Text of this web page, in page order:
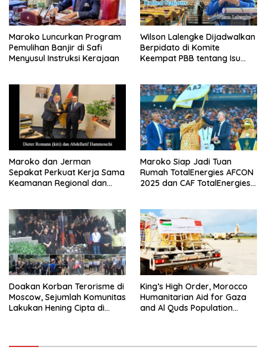
Maroko Luncurkan Program
Pemulihan Banjir di Safi
Menyusul Instruksi Kerajaan
Wilson Lalengke Dijadwalkan
Berpidato di Komite
Keempat PBB tentang Isu
Maroko dan Jerman
Sepakat Perkuat Kerja Sama
Keamanan Regional dan
Maroko Siap Jadi Tuan
Rumah TotalEnergies AFCON
2025 dan CAF TotalEnergies
Doakan Korban Terorisme di
Moscow, Sejumlah Komunitas
Lakukan Hening Cipta di
King’s High Order, Morocco
Humanitarian Aid for Gaza
and Al Quds Population